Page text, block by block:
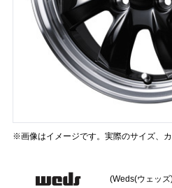
※画像はイメージです。実際のサイズ、
(Weds(ウェッズ